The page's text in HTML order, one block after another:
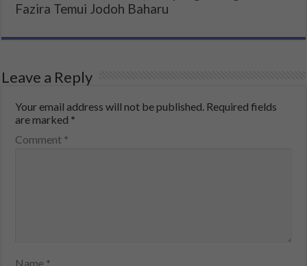
Fazira Temui Jodoh Baharu
Leave a Reply
Your email address will not be published. Required fields
are marked *
Comment *
Name *